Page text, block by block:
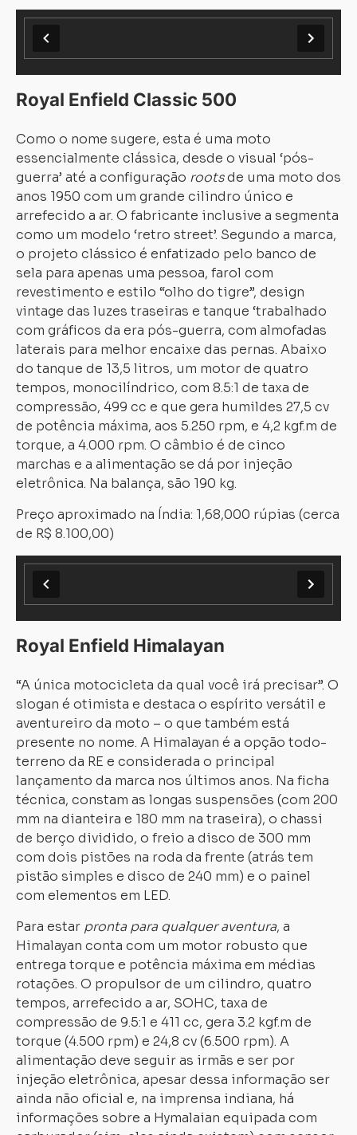
Royal Enfield Classic 500
Como o nome sugere, esta é uma moto
essencialmente clássica, desde o visual ‘pós-
guerra’ até a configuração rootsde uma moto dos
anos 1950 com um grande cilindro único e
arrefecido a ar. O fabricante inclusive a segmenta
como um modelo ‘retro street’. Segundo a marca,
o projeto clássico é enfatizado pelo banco de
sela para apenas uma pessoa, farol com
revestimento e estilo “olho do tigre”, design
vintage das luzes traseiras e tanque ‘trabalhado
com gráficos da era pós-guerra, com almofadas
laterais para melhor encaixe das pernas. Abaixo
do tanque de 13,5 litros, um motor de quatro
tempos, monocilíndrico, com 8.5:1 de taxa de
compressão, 499 cc e que gera humildes 27,5 cv
de potência máxima, aos 5.250 rpm, e 4,2 kgf.m de
torque, a 4.000 rpm. O câmbio é de cinco
marchas e a alimentação se dá por injeção
eletrônica. Na balança, são 190 kg.
Preço aproximado na Índia: 1,68,000 rúpias (cerca
de R$ 8.100,00)
Royal Enfield Himalayan
“A única motocicleta da qual você irá precisar”. O
slogan é otimista e destaca o espírito versátil e
aventureiro da moto – o que também está
presente no nome. A Himalayan é a opção todo-
terreno da RE e considerada o principal
lançamento da marca nos últimos anos. Na ficha
técnica, constam as longas suspensões (com 200
mm na dianteira e 180 mm na traseira), o chassi
de berço dividido, o freio a disco de 300 mm
com dois pistões na roda da frente (atrás tem
pistão simples e disco de 240 mm) e o painel
com elementos em LED.
Para estar pronta para qualquer aventura, a
Himalayan conta com um motor robusto que
entrega torque e potência máxima em médias
rotações. O propulsor de um cilindro, quatro
tempos, arrefecido a ar, SOHC, taxa de
compressão de 9.5:1 e 411 cc, gera 3.2 kgf.m de
torque (4.500 rpm) e 24,8 cv (6.500 rpm). A
alimentação deve seguir as irmãs e ser por
injeção eletrônica, apesar dessa informação ser
ainda não oficial e, na imprensa indiana, há
informações sobre a Hymalaian equipada com
Carregando...
Carregando...